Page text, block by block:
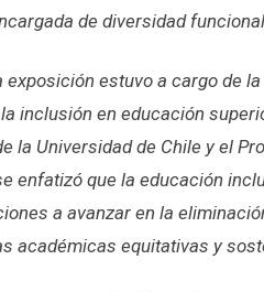
de diversidad
exposición estuvo a cargo de
inclusión en educación
la Universidad de Chile y el
enfatizó que la educación
a avanzar en la
académicas equitativas y